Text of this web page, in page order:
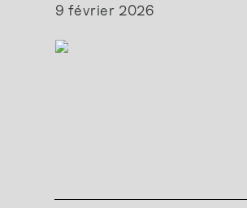
9 février 2026